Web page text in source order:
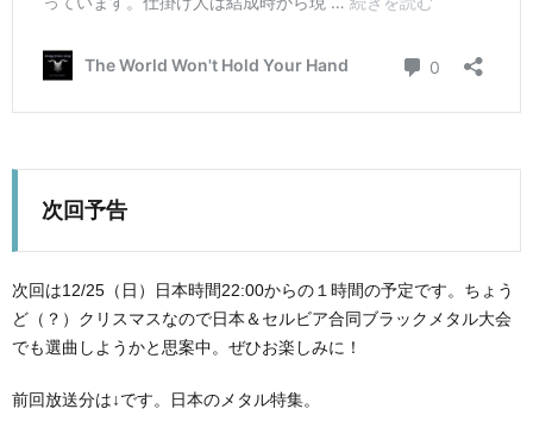
次回予告
次回は12/25（日）日本時間22:00からの１時間の予定です。ちょう
ど（？）クリスマスなので日本＆セルビア合同ブラックメタル大会
でも選曲しようかと思案中。ぜひお楽しみに！
前回放送分は↓です。日本のメタル特集。